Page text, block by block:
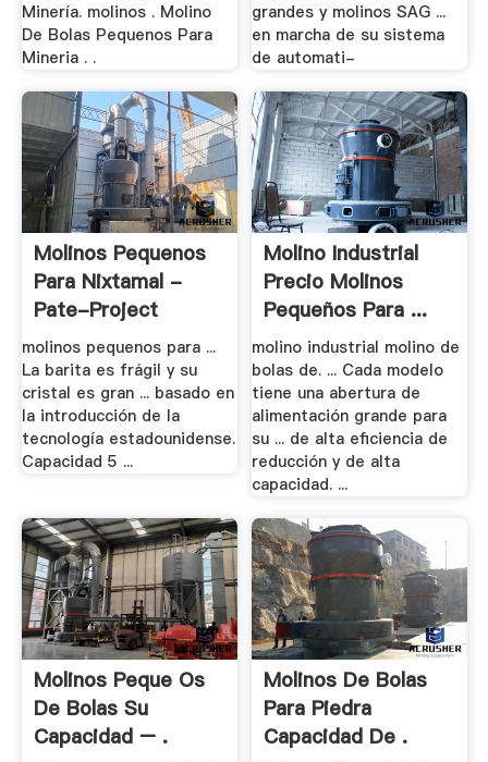
Minería. molinos . Molino
De Bolas Pequenos Para
Mineria . .
grandes y molinos SAG ...
en marcha de su sistema
de automati-
Molinos Pequenos
Para Nixtamal -
Pate-Project
molinos pequenos para ...
La barita es frágil y su
cristal es gran ... basado en
la introducción de la
tecnología estadounidense.
Capacidad 5 ...
Molino Industrial
Precio Molinos
Pequeños Para ...
molino industrial molino de
bolas de. ... Cada modelo
tiene una abertura de
alimentación grande para
su ... de alta eficiencia de
reducción y de alta
capacidad. ...
Molinos Peque Os
De Bolas Su
Capacidad – .
Molinos De Bolas
Para Piedra
Capacidad De .